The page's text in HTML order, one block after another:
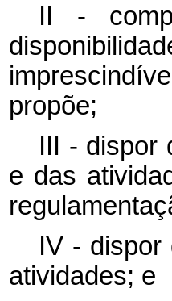
II -
propõe;
III - dispor
e das
IV - dispor
atividades; e